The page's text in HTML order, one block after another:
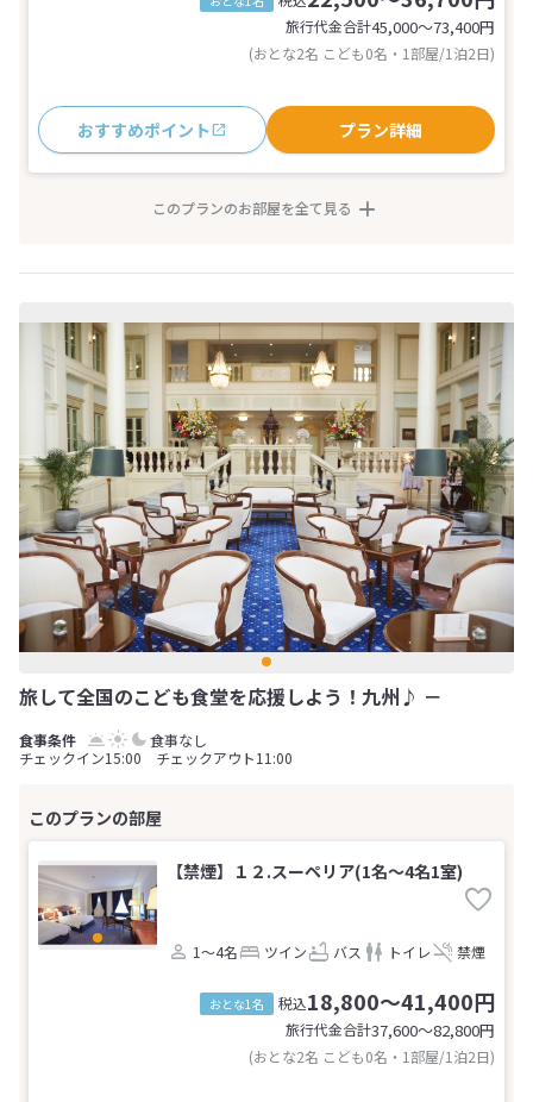
旅行代金合計45,000〜73,400円
(おとな2名 こども0名・1部屋/1泊2日)
おすすめポイント プラン詳細
このプランのお部屋を全て見る
旅して全国のこども食堂を応援しよう！九州♪ －
食事なし
チェックイン15:00 チェックアウト11:00
【禁煙】１２.スーペリア(1名～4名1室)
1～4名 ツイン バス トイレ 禁煙
おとな1名 税込18,800～41,400円
旅行代金合計37,600〜82,800円
(おとな2名 こども0名・1部屋/1泊2日)